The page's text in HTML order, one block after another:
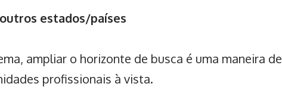
estados/países
ampliar o horizonte de busca é uma maneira de
profissionais à vista.